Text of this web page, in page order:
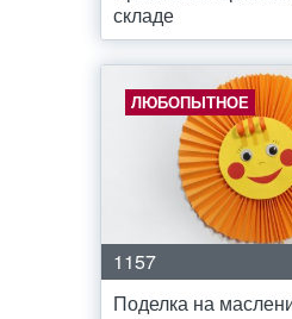
складе
ЛЮБОПЫТНОЕ
1157
Поделка на